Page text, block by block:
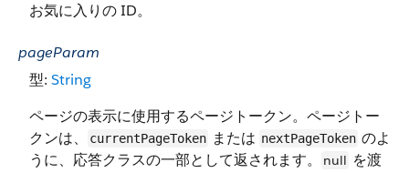
お気に入りの ID。
pageParam
型: String
ページの表示に使用するページトークン。ページトー
クンは、
currentPageToken または nextPageToken のよ
うに、応答クラスの一部として返されます。
null を渡